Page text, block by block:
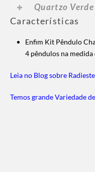
Quartzo
Características
Enfim Kit Pêndulo
4 pêndulos na medida
Leia no Blog sobre
Temos grande Variedade